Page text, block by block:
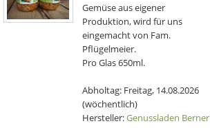
Gemüse aus eigener
Produktion, wird für uns
eingemacht von Fam.
Pflügelmeier.
Pro Glas 650ml.
Abholtag: Freitag, 14.08.2026
(wöchentlich)
Hersteller:Genussladen Berner